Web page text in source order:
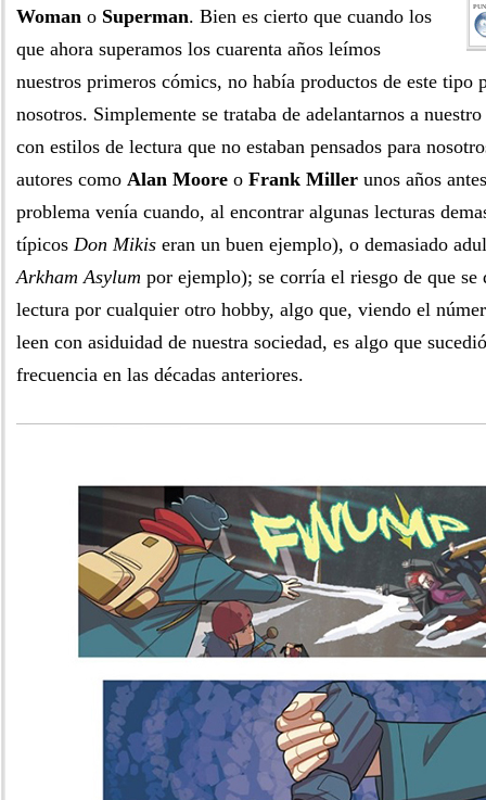
Woman o Superman. Bien es cierto que cuando los
que ahora superamos los cuarenta años leímos
nuestros primeros cómics, no había productos de este tipo
nosotros. Simplemente se trataba de adelantarnos a
con estilos de lectura que no estaban pensados para
autores como Alan Moore o Frank Miller unos años
problema venía cuando, al encontrar algunas lecturas
típicos Don Mikis eran un buen ejemplo), o demasiado
Arkham Asylum por ejemplo); se corría el riesgo de que se
lectura por cualquier otro hobby, algo que, viendo el
leen con asiduidad de nuestra sociedad, es algo que
frecuencia en las décadas anteriores.